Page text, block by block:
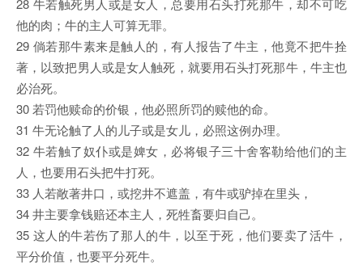
28 牛若触死男人或是女人，总要用石头打死那牛，却不可吃
他的肉；牛的主人可算无罪。
29 倘若那牛素来是触人的，有人报告了牛主，他竟不把牛拴
著，以致把男人或是女人触死，就要用石头打死那牛，牛主也
必治死。
30 若罚他赎命的价银，他必照所罚的赎他的命。
31 牛无论触了人的儿子或是女儿，必照这例办理。
32 牛若触了奴仆或是婢女，必将银子三十舍客勒给他们的主
人，也要用石头把牛打死。
33 人若敞著井口，或挖井不遮盖，有牛或驴掉在里头，
34 井主要拿钱赔还本主人，死牲畜要归自己。
35 这人的牛若伤了那人的牛，以至于死，他们要卖了活牛，
平分价值，也要平分死牛。